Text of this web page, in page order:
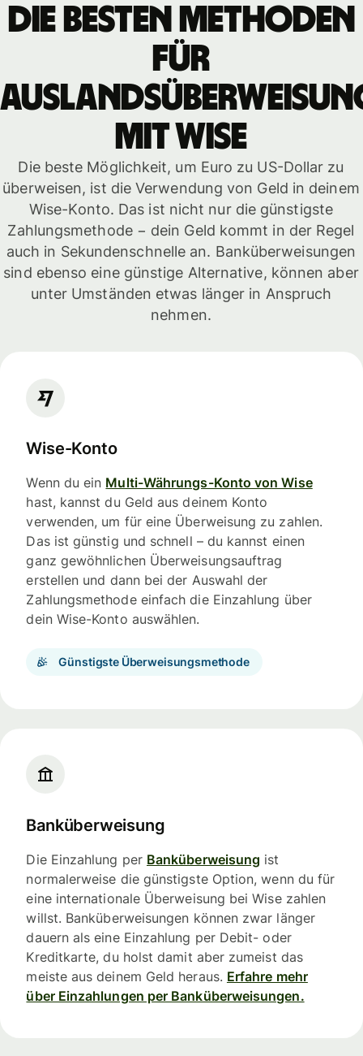
Die besten Methoden
für
mit WISE
Die beste Möglichkeit, um Euro zu US-Dollar zu
überweisen, ist die Verwendung von Geld in deinem
Wise-Konto. Das ist nicht nur die günstigste
Zahlungsmethode − dein Geld kommt in der Regel
auch in Sekundenschnelle an. Banküberweisungen
sind ebenso eine günstige Alternative, können aber
unter Umständen etwas länger in Anspruch
nehmen.
Wise-Konto
Wenn du ein Multi-Währungs-Konto von Wise
hast, kannst du Geld aus deinem Konto
verwenden, um für eine Überweisung zu zahlen.
Das ist günstig und schnell – du kannst einen
ganz gewöhnlichen Überweisungsauftrag
erstellen und dann bei der Auswahl der
Zahlungsmethode einfach die Einzahlung über
dein Wise-Konto auswählen.
Günstigste Überweisungsmethode
Banküberweisung
Die Einzahlung per Banküberweisung ist
normalerweise die günstigste Option, wenn du für
eine internationale Überweisung bei Wise zahlen
willst. Banküberweisungen können zwar länger
dauern als eine Einzahlung per Debit- oder
Kreditkarte, du holst damit aber zumeist das
meiste aus deinem Geld heraus. Erfahre mehr
über Einzahlungen per Banküberweisungen.